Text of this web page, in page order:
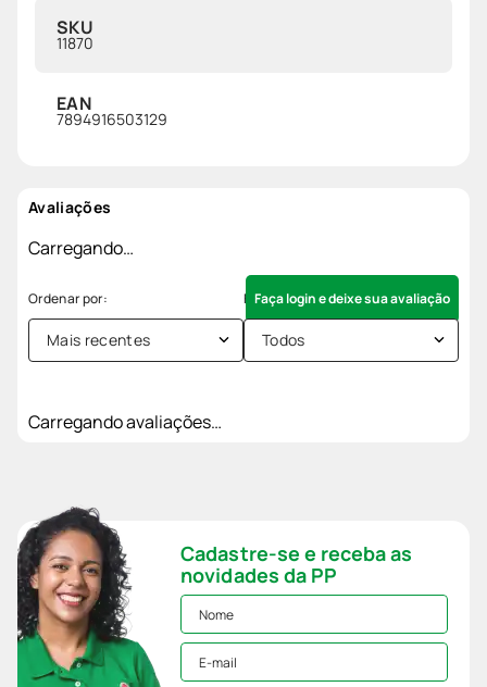
SKU
11870
EAN
7894916503129
Avaliações
Carregando…
Faça login e deixe sua avaliação
Mais recentes Todos
Carregando avaliações…
Cadastre-se e receba as
novidades da PP